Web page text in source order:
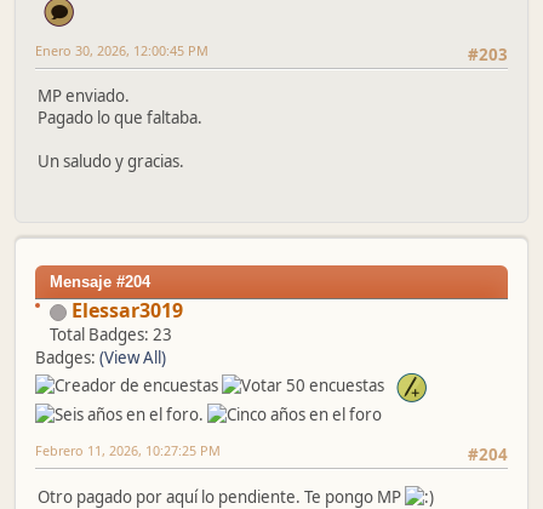
#203
Enero 30, 2026, 12:00:45 PM
MP enviado.
Pagado lo que faltaba.
Un saludo y gracias.
Mensaje #204
Elessar3019
Total Badges: 23
Badges: (View All)
#204
Febrero 11, 2026, 10:27:25 PM
Otro pagado por aquí lo pendiente. Te pongo MP